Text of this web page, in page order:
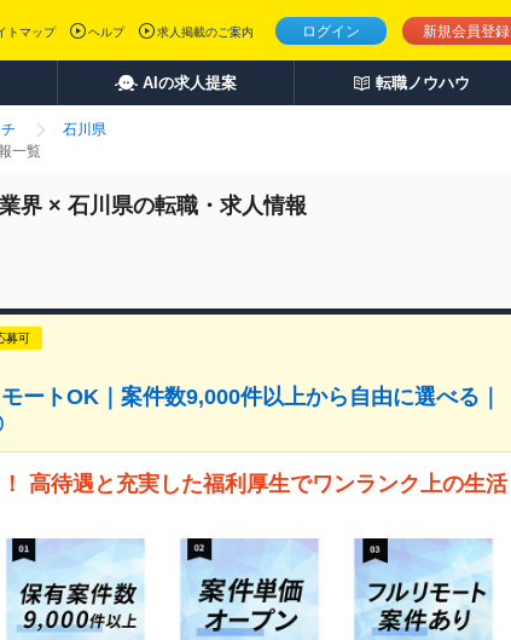
ログイン 新規会員登録
トマップ ヘルプ 求人掲載のご案内
AIの求人提案 転職ノウハウ
石川県
一覧
界 × 石川県の転職・求人情報
募可
ートOK｜案件数9,000件以上から自由に選べる｜
高待遇と充実した福利厚生でワンランク上の生活